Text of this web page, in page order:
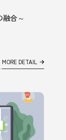
合～
MORE DETAIL